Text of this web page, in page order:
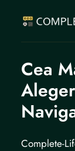
Cea
Complete-